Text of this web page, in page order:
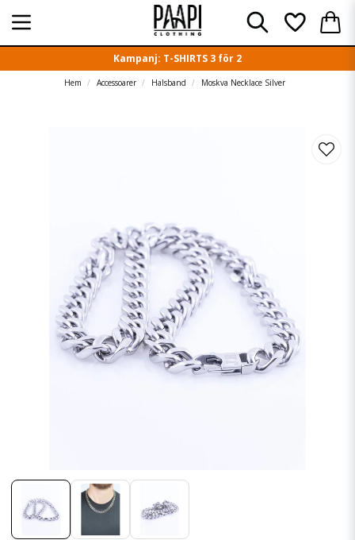
Kampanj: T-SHIRTS 3 för 2
Hem Accessoarer Halsband Moskva Necklace Silver